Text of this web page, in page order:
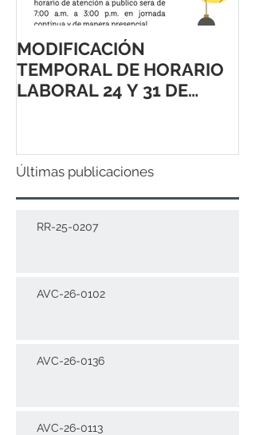
MODIFICACIÓN
TEMPORAL DE HORARIO
LABORAL 24 Y 31 DE
Últimas publicaciones
RR-25-0207
AVC-26-0102
AVC-26-0136
AVC-26-0113